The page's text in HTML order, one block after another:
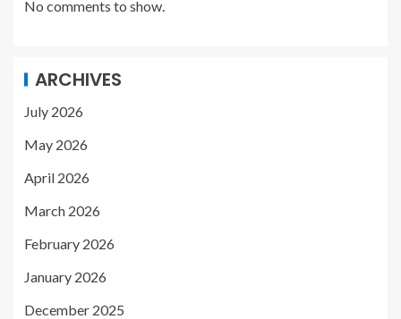
No comments to show.
ARCHIVES
July 2026
May 2026
April 2026
March 2026
February 2026
January 2026
December 2025